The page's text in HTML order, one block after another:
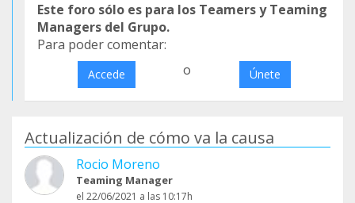
Este foro sólo es para los Teamers y Teaming
Managers del Grupo.
Para poder comentar:
Accede o Únete
Actualización de cómo va la causa
Rocio Moreno
Teaming Manager
el 22/06/2021 a las 10:17h